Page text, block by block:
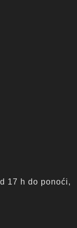
17 h do ponoći,